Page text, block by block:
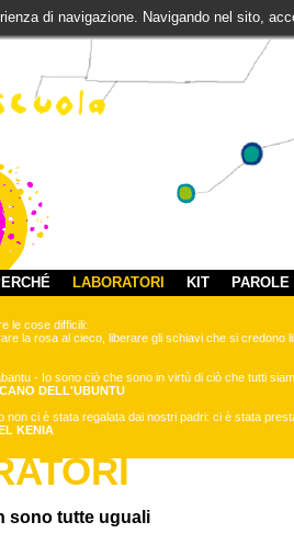
di navigazione. Navigando nel sito,
LABORATORI KIT
le cose difficili:
la rosa al cieco, liberare gli schiavi che si credono
- Io sono ciò che sono in virtù di ciò che tutti
DELL'UBUNTU
non ci è stata regalata dai nostri padri: ci è stata
KENIA
sono tutte uguali